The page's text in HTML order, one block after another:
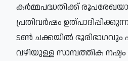
കര്‍മ്മപദ്ധതിക്ക്
പ്രതിവര്‍ഷം
ടണ്‍ ചക്കയില്‍ ഭൂരിഭാഗവും
വഴിയുള്ള സാമ്പത്തിക